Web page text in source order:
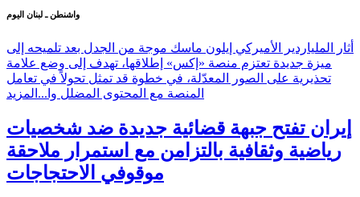
واشنطن ـ لبنان اليوم
أثار الملياردير الأميركي إيلون ماسك موجة من الجدل بعد تلميحه إلى
ميزة جديدة تعتزم منصة «إكس» إطلاقها، تهدف إلى وضع علامة
تحذيرية على الصور المعدّلة، في خطوة قد تمثل تحولاً في تعامل
المنصة مع المحتوى المضلل وا... المزيد
إيران تفتح جبهة قضائية جديدة ضد شخصيات
رياضية وثقافية بالتزامن مع استمرار ملاحقة
موقوفي الاحتجاجات